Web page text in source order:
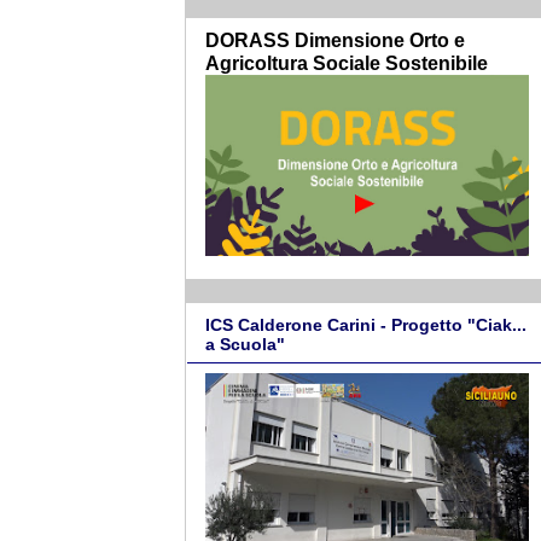
DORASS Dimensione Orto e
Agricoltura Sociale Sostenibile
ICS Calderone Carini - Progetto "Ciak...
a Scuola"